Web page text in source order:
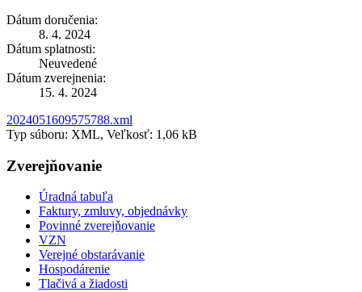
Dátum doručenia:
8. 4. 2024
Dátum splatnosti:
Neuvedené
Dátum zverejnenia:
15. 4. 2024
2024051609575788.xml
Typ súboru: XML, Veľkosť: 1,06 kB
Zverejňovanie
Úradná tabuľa
Faktury, zmluvy, objednávky
Povinné zverejňovanie
VZN
Verejné obstarávanie
Hospodárenie
Tlačivá a žiadosti